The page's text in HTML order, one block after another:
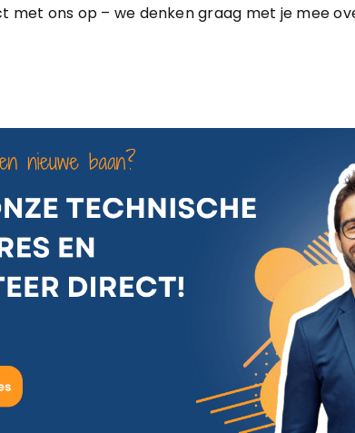
met ons op – we denken graag met je mee